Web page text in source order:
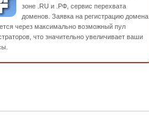
зоне .RU и .РФ, сервис перехвата
доменов. Заявка на регистрацию домена
через максимально возможный пул
что значительно увеличивает ваши